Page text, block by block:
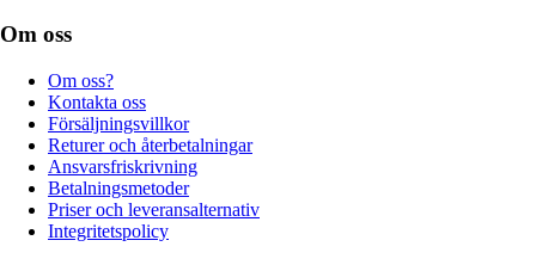
Om oss
Om oss?
Kontakta oss
Försäljningsvillkor
Returer och återbetalningar
Ansvarsfriskrivning
Betalningsmetoder
Priser och leveransalternativ
Integritetspolicy